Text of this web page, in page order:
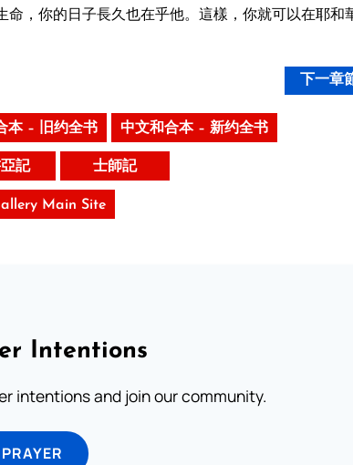
，你的日子長久也在乎他。這樣，你就可以在耶和
下一章
本 – 旧约全书 中文和合本 – 新约全书
記 士師記
Main Site
Intentions
intentions and join our community.